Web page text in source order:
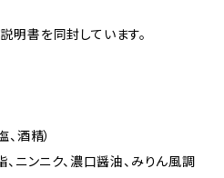
明書を同封しています。
酒精）
、ニンニク、濃口醤油、みりん風調